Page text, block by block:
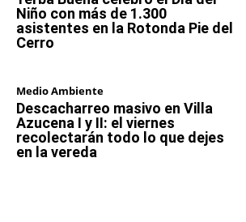
Niño con más de 1.300
asistentes en la Rotonda Pie del
Cerro
Medio Ambiente
Descacharreo masivo en Villa
Azucena I y II: el viernes
recolectarán todo lo que dejes
en la vereda